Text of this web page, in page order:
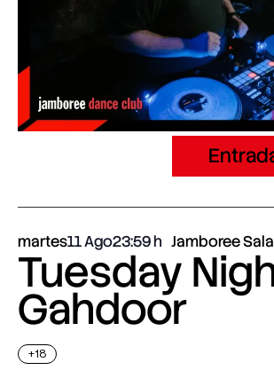
martes11 Ago23:59 Jamboree Sala
Tuesday
Gahdoor
+18